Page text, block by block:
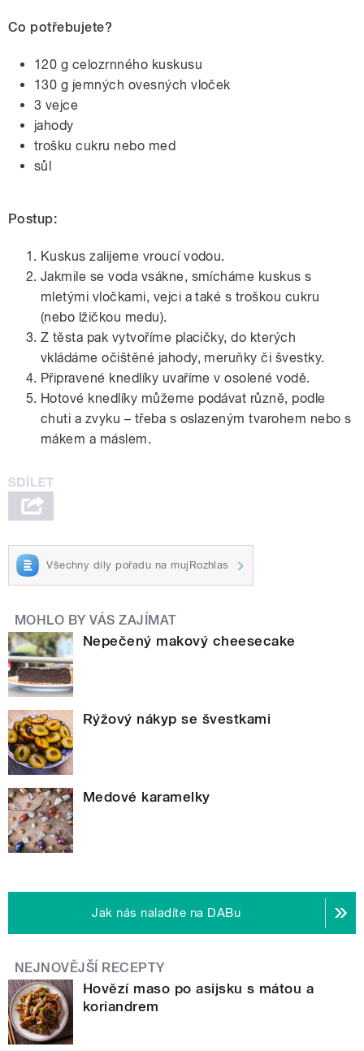
Co potřebujete?
120 g celozrnného kuskusu
130 g jemných ovesných vloček
3 vejce
jahody
trošku cukru nebo med
sůl
Postup:
Kuskus zalijeme vroucí vodou.
Jakmile se voda vsákne, smícháme kuskus s
mletými vločkami, vejci a také s troškou cukru
(nebo lžičkou medu).
Z těsta pak vytvoříme placičky, do kterých
vkládáme očištěné jahody, meruňky či švestky.
Připravené knedlíky uvaříme v osolené vodě.
Hotové knedlíky můžeme podávat různě, podle
chuti a zvyku – třeba s oslazeným tvarohem nebo s
mákem a máslem.
Všechny díly pořadu na mujRozhlas
MOHLO BY VÁS ZAJÍMAT
Nepečený makový cheesecake
Rýžový nákyp se švestkami
Medové karamelky
Jak nás naladíte na DABu
NEJNOVĚJŠÍ RECEPTY
Hovězí maso po asijsku s mátou a
koriandrem